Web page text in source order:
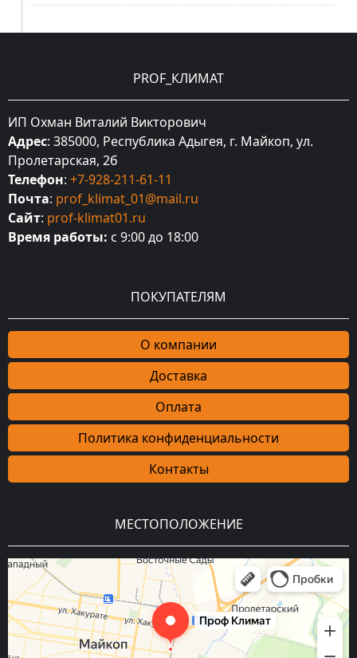
PROF_КЛИМАТ
ИП Охман Виталий Викторович
Адрес: 385000, Республика Адыгея, г. Майкоп, ул.
Пролетарская, 2б
Телефон: +7-928-211-61-11
Почта: prof_klimat_01@mail.ru
Сайт: prof-klimat01.ru
Время работы: с 9:00 до 18:00
ПОКУПАТЕЛЯМ
О компании
Доставка
Оплата
Политика конфиденциальности
Контакты
МЕСТОПОЛОЖЕНИЕ